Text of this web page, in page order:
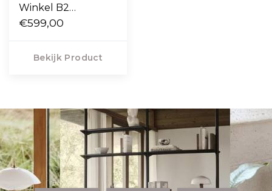
Winkel B2
bureaulamp
€599,00
Bekijk Product